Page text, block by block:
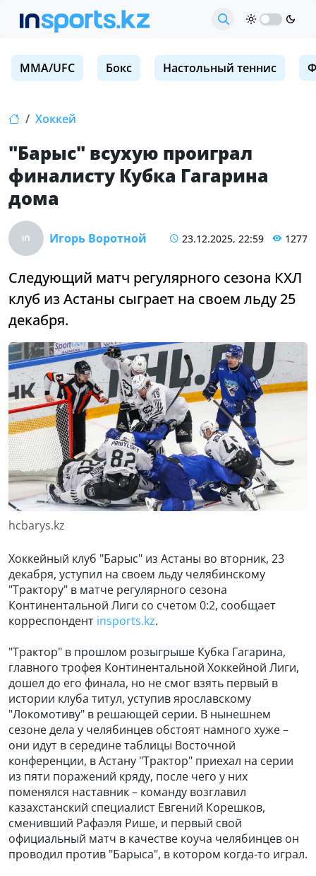
MMA/UFC Бокс Настольный теннис
Хоккей
"Барыс" всухую проиграл
финалисту Кубка Гагарина
дома
Игорь Воротной 23.12.2025, 22:59 1277
Следующий матч регулярного сезона КХЛ
клуб из Астаны сыграет на своем льду 25
декабря.
hcbarys.kz
Хоккейный клуб "Барыс" из Астаны во вторник, 23
декабря, уступил на своем льду челябинскому
"Трактору" в матче регулярного сезона
Континентальной Лиги со счетом 0:2, сообщает
корреспондент insports.kz.
"Трактор" в прошлом розыгрыше Кубка Гагарина,
главного трофея Континентальной Хоккейной Лиги,
дошел до его финала, но не смог взять первый в
истории клуба титул, уступив ярославскому
"Локомотиву" в решающей серии. В нынешнем
сезоне дела у челябинцев обстоят намного хуже –
они идут в середине таблицы Восточной
конференции, в Астану "Трактор" приехал на серии
из пяти поражений кряду, после чего у них
поменялся наставник – команду возглавил
казахстанский специалист Евгений Корешков,
сменивший Рафаэля Рише, и первый свой
официальный матч в качестве коуча челябинцев он
проводил против "Барыса", в котором когда-то играл.